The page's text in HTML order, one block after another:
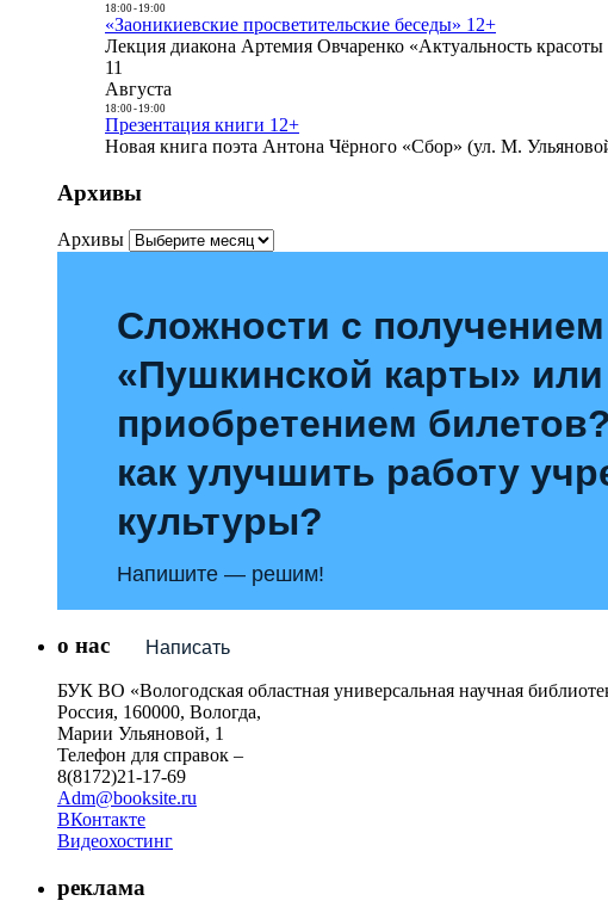
18:00- 19:00
«Заоникиевские просветительские беседы» 12+
Лекция диакона Артемия Овчаренко «Актуальность
11
Августа
18:00- 19:00
Презентация книги 12+
Новая книга поэта Антона Чёрного «Сбор» (ул. М.
Архивы
Архивы
Сложности с получением
«Пушкинской карты» или
приобретением
как улучшить работу
культуры?
Напишите — решим!
Написать
о нас
БУК ВО «Вологодская областная универсальная научная
Россия, 160000, Вологда,
Марии Ульяновой, 1
Телефон для справок –
8(8172)21-17-69
Adm@booksite.ru
ВКонтакте
Видеохостинг
реклама